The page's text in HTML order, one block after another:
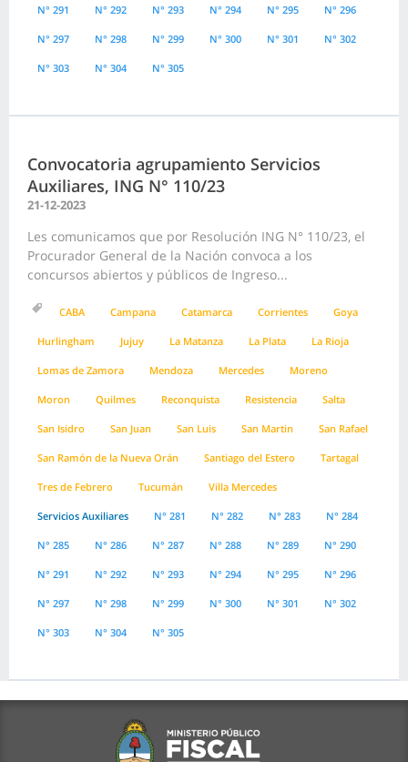
N° 291 N° 292 N° 293 N° 294 N° 295 N° 296
N° 297 N° 298 N° 299 N° 300 N° 301 N° 302
N° 303 N° 304 N° 305
Convocatoria agrupamiento Servicios
Auxiliares, ING N° 110/23
21-12-2023
Les comunicamos que por Resolución ING N° 110/23, el
Procurador General de la Nación convoca a los
concursos abiertos y públicos de Ingreso...
CABA Campana Catamarca Corrientes Goya
Hurlingham Jujuy La Matanza La Plata La Rioja
Lomas de Zamora Mendoza Mercedes Moreno
Moron Quilmes Reconquista Resistencia Salta
San Isidro San Juan San Luis San Martin San Rafael
San Ramón de la Nueva Orán Santiago del Estero Tartagal
Tres de Febrero Tucumán Villa Mercedes
Servicios Auxiliares N° 281 N° 282 N° 283 N° 284
N° 285 N° 286 N° 287 N° 288 N° 289 N° 290
N° 291 N° 292 N° 293 N° 294 N° 295 N° 296
N° 297 N° 298 N° 299 N° 300 N° 301 N° 302
N° 303 N° 304 N° 305